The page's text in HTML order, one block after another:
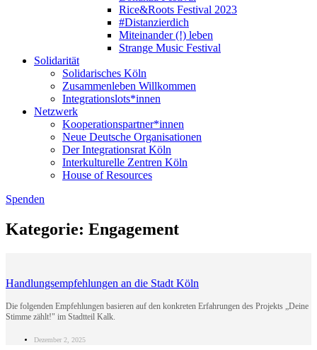
Rice&Roots Festival 2023
#Distanzierdich
Miteinander (!) leben
Strange Music Festival
Solidarität
Solidarisches Köln
Zusammenleben Willkommen
Integrationslots*innen
Netzwerk
Kooperationspartner*innen
Neue Deutsche Organisationen
Der Integrationsrat Köln
Interkulturelle Zentren Köln
House of Resources
Spenden
Kategorie: Engagement
Handlungsempfehlungen an die Stadt Köln
Die folgenden Empfehlungen basieren auf den konkreten Erfahrungen des Projekts „Deine
Stimme zählt!" im Stadtteil Kalk.
Dezember 2, 2025